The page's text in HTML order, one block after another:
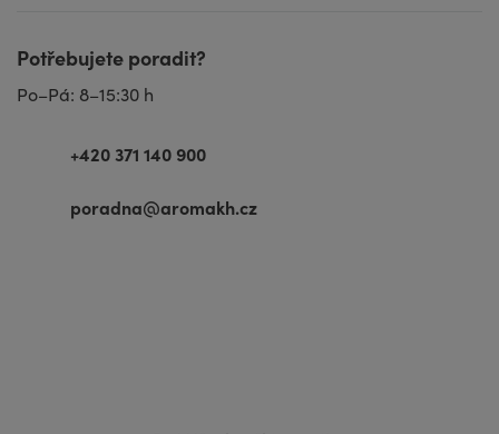
Potřebujete poradit?
Po–Pá: 8–15:30 h
+420 371 140 900
poradna@aromakh.cz